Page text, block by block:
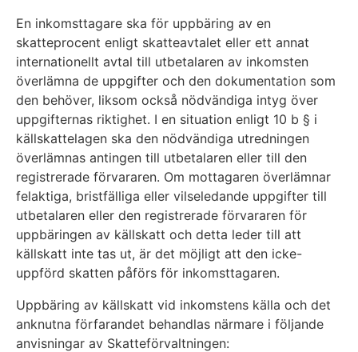
En inkomsttagare ska för uppbäring av en
skatteprocent enligt skatteavtalet eller ett annat
internationellt avtal till utbetalaren av inkomsten
överlämna de uppgifter och den dokumentation som
den behöver, liksom också nödvändiga intyg över
uppgifternas riktighet. I en situation enligt 10 b § i
källskattelagen ska den nödvändiga utredningen
överlämnas antingen till utbetalaren eller till den
registrerade förvararen. Om mottagaren överlämnar
felaktiga, bristfälliga eller vilseledande uppgifter till
utbetalaren eller den registrerade förvararen för
uppbäringen av källskatt och detta leder till att
källskatt inte tas ut, är det möjligt att den icke-
uppförd skatten påförs för inkomsttagaren.
Uppbäring av källskatt vid inkomstens källa och det
anknutna förfarandet behandlas närmare i följande
anvisningar av Skatteförvaltningen: